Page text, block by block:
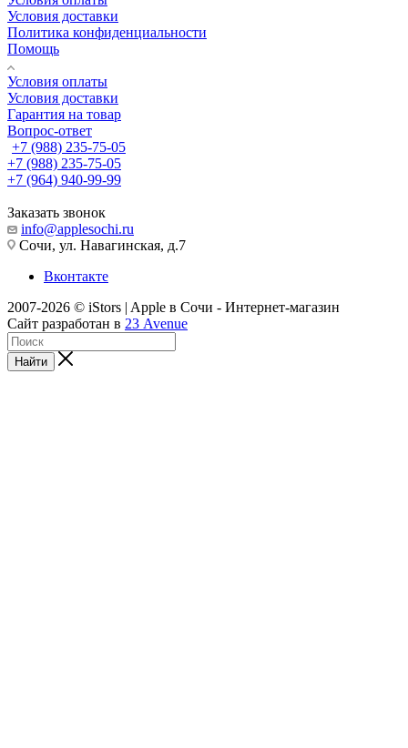
Условия доставки
Политика конфиденциальности
Помощь
Условия оплаты
Условия доставки
Гарантия на товар
Вопрос-ответ
+7 (988) 235-75-05
+7 (988) 235-75-05
+7 (964) 940-99-99
Заказать звонок
info@applesochi.ru
Сочи, ул. Навагинская, д.7
Вконтакте
2007-2026 © iStors | Apple в Сочи - Интернет-магазин
Сайт разработан в 23 Avenue
Найти